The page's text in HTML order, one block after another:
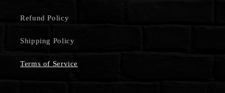
Refund Policy
Shipping Policy
Terms of Service